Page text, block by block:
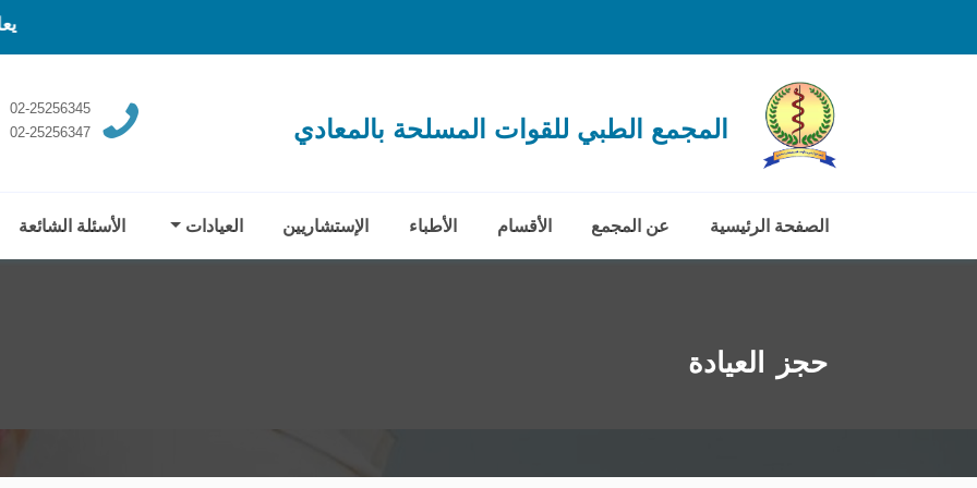
يعلن
المجمع الطبي للقوات المسلحة بالمعادي
02-25256345
02-25256347
الصفحة الرئيسية عن المجمع الأقسام الأطباء الإستشاريين العيادات الأسئلة الشائعة
حجز العيادة